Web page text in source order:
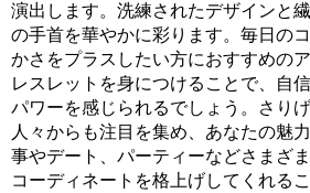
演出します。洗練されたデザインと
の手首を華やかに彩ります。毎日の
かさをプラスしたい方におすすめの
レスレットを身につけることで、自
パワーを感じられるでしょう。さり
人々からも注目を集め、あなたの魅
事やデート、パーティーなどさまざ
コーディネートを格上げしてくれる